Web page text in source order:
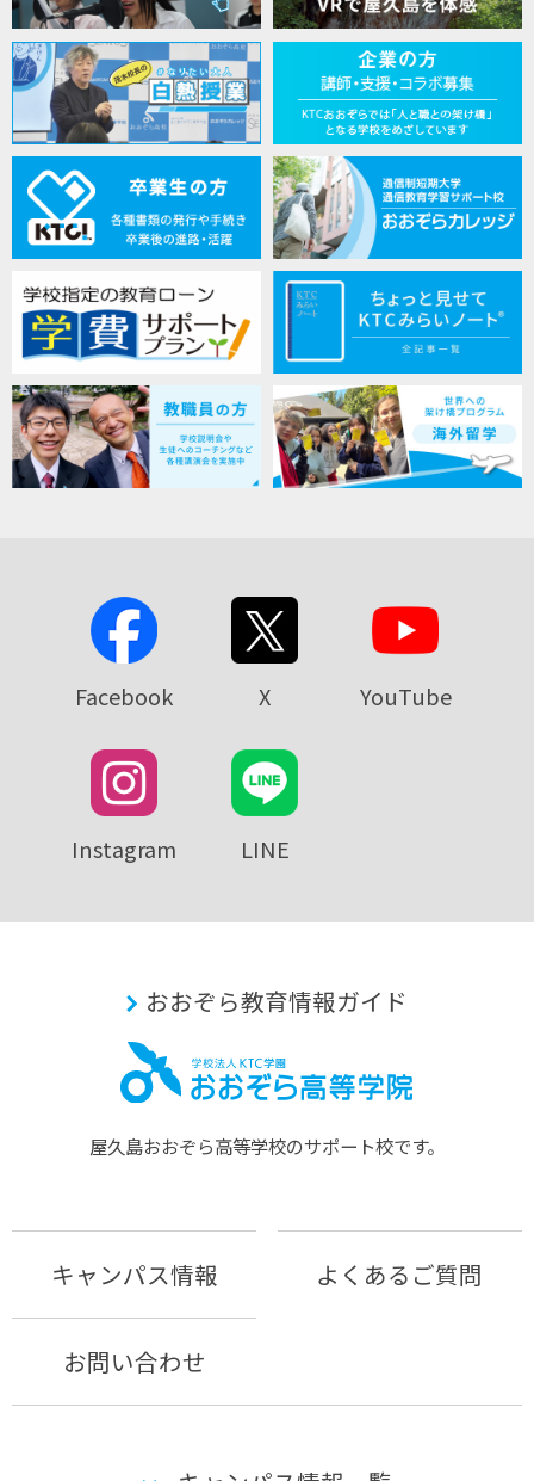
Facebook X YouTube
Instagram LINE
おおぞら教育情報ガイド
屋久島おおぞら⾼等学校のサポート校です。
キャンパス情報 よくあるご質問
お問い合わせ